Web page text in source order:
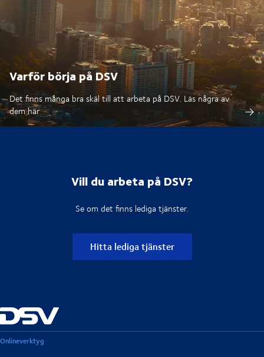
Varför börja på DSV
Det finns många bra skäl till att arbeta på DSV. Läs några av
dem här
Vill du arbeta på DSV?
Se om det finns lediga tjänster.
Hitta lediga tjänster
Onlineverktyg